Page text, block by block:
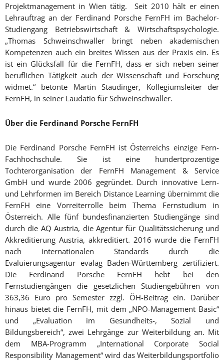
Projektmanagement in Wien tätig. Seit 2010 hält er einen
Lehrauftrag an der Ferdinand Porsche FernFH im Bachelor-
Studiengang Betriebswirtschaft & Wirtschaftspsychologie.
„Thomas Schweinschwaller bringt neben akademischen
Kompetenzen auch ein breites Wissen aus der Praxis ein. Es
ist ein Glücksfall für die FernFH, dass er sich neben seiner
beruflichen Tätigkeit auch der Wissenschaft und Forschung
widmet.“ betonte Martin Staudinger, Kollegiumsleiter der
FernFH, in seiner Laudatio für Schweinschwaller.
Über die Ferdinand Porsche FernFH
Die Ferdinand Porsche FernFH ist Österreichs einzige Fern-
Fachhochschule. Sie ist eine hundertprozentige
Tochterorganisation der FernFH Management & Service
GmbH und wurde 2006 gegründet. Durch innovative Lern-
und Lehrformen im Bereich Distance Learning übernimmt die
FernFH eine Vorreiterrolle beim Thema Fernstudium in
Österreich. Alle fünf bundesfinanzierten Studiengänge sind
durch die AQ Austria, die Agentur für Qualitätssicherung und
Akkreditierung Austria, akkreditiert. 2016 wurde die FernFH
nach internationalen Standards durch die
Evaluierungsagentur evalag Baden-Württemberg zertifiziert.
Die Ferdinand Porsche FernFH hebt bei den
Fernstudiengängen die gesetzlichen Studiengebühren von
363,36 Euro pro Semester zzgl. ÖH-Beitrag ein. Darüber
hinaus bietet die FernFH, mit dem „NPO-Management Basic“
und „Evaluation im Gesundheits-, Sozial und
Bildungsbereich“, zwei Lehrgänge zur Weiterbildung an. Mit
dem MBA-Programm „International Corporate Social
Responsibility Management“ wird das Weiterbildungsportfolio